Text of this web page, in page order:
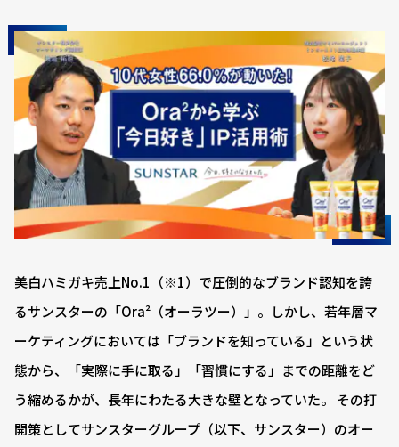
美白ハミガキ売上No.1（※1）で圧倒的なブランド認知を誇
るサンスターの「Ora²（オーラツー）」。しかし、若年層マ
ーケティングにおいては「ブランドを知っている」という状
態から、「実際に手に取る」「習慣にする」までの距離をど
う縮めるかが、長年にわたる大きな壁となっていた。 その打
開策としてサンスターグループ（以下、サンスター）のオー